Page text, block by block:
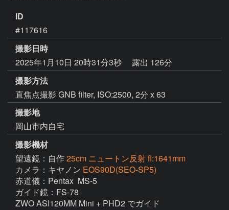
ID
#117616
撮影日時
2025年1月10日 20時31分3秒
露出 126分
撮影方法
直焦点撮影 GNB filter, ISO:2500, 2分 x 63
撮影地
岡山市内自宅
撮影機材
望遠鏡：自作25cm ニュートン反射 fl:1641mm
カメラ：キヤノン EOS90D(SEO-SP5)
赤道儀：Pentax  MS-5
ガイド鏡：FS-78
ZWO ASI120MM Mini + PHD2 でガイド